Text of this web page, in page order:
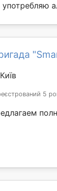
Київ
5